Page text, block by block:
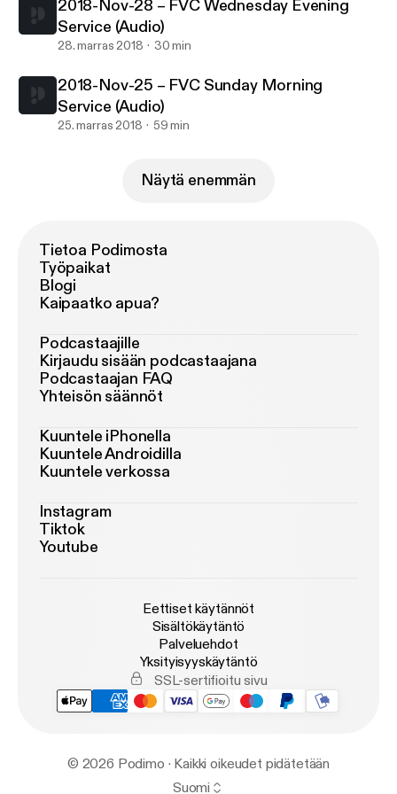
2018-Nov-28 – FVC Wednesday Evening
Service (Audio)
28. marras 2018 30 min
2018-Nov-25 – FVC Sunday Morning
Service (Audio)
25. marras 2018 59 min
Näytä enemmän
Tietoa Podimosta
Työpaikat
Blogi
Kaipaatko apua?
Podcastaajille
Kirjaudu sisään podcastaajana
Podcastaajan FAQ
Yhteisön säännöt
Kuuntele iPhonella
Kuuntele Androidilla
Kuuntele verkossa
Instagram
Tiktok
Youtube
Eettiset käytännöt
Sisältökäytäntö
Palveluehdot
Yksityisyyskäytäntö
SSL-sertifioitu sivu
© 2026 Podimo · Kaikki oikeudet pidätetään
Suomi